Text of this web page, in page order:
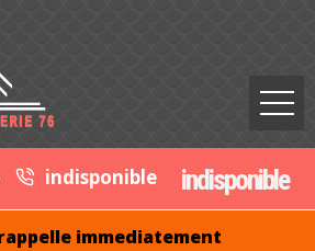
indisponible indisponible
immediatement